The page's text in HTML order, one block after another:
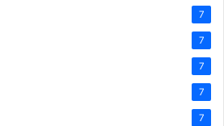
7
7
7
7
7